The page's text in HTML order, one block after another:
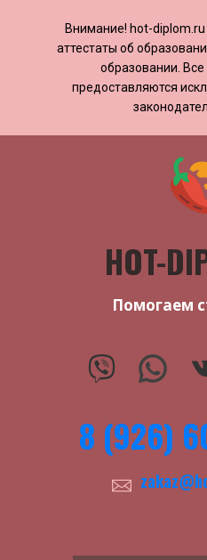
Внимание! ​​​​hot-
аттестаты об
образовании. Все
предоставляются
HOT-
Помогаем
8 (926)